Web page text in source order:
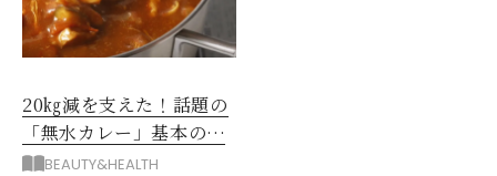
20㎏減を支えた！話題の
「無水カレー」基本の作
り方とおすすめルウ6選
BEAUTY&HEALTH